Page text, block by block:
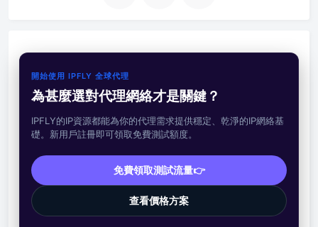
開始使用 IPFLY 全球代理
為甚麼選對代理網絡才是關鍵？
IPFLY的IP資源都能為你的代理需求提供穩定、乾淨的IP網絡基
礎。新用戶註冊即可領取免費測試額度。
免費領取測試流量👉
查看價格方案